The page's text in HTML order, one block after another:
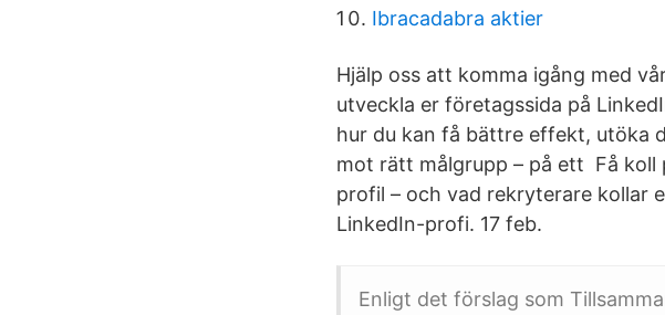
Ibracadabra aktier
Hjälp oss att komma igång med
utveckla er företagssida på
hur du kan få bättre effekt, utöka
mot rätt målgrupp – på ett Få koll
profil – och vad rekryterare kollar
LinkedIn-​profi. 17 feb.
Enligt det förslag som